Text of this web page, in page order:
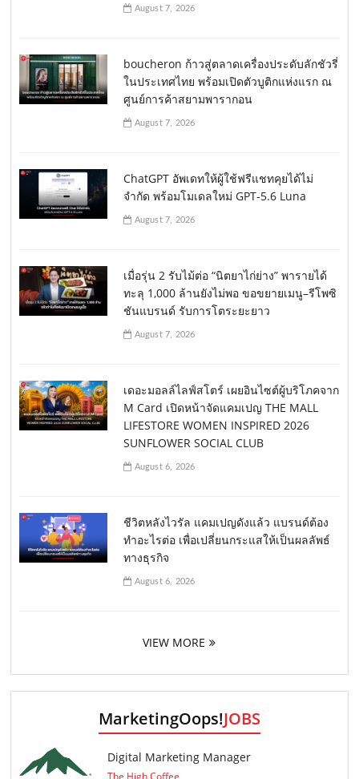
August 7, 2026
boucheron ก้าวสู่ตลาดเครื่องประดับลักชัวรี่
ในประเทศไทย พร้อมเปิดตัวบูติกแห่งแรก ณ
ศูนย์การค้าสยามพารากอน
August 7, 2026
ChatGPT อัพเดทให้ผู้ใช้ฟรีแชทคุยได้ไม่
จำกัด พร้อมโมเดลใหม่ GPT-5.6 Luna
August 7, 2026
เมื่อรุ่น 2 รับไม้ต่อ “นิตยาไก่ย่าง” พารายได้
ทะลุ 1,000 ล้านยังไม่พอ ขอขยายเมนู–รีโพซิ
ชันแบรนด์ รับการโตระยะยาว
August 7, 2026
เดอะมอลล์ไลฟ์สโตร์ เผยอินไซต์ผู้บริโภคจาก
M Card เปิดหน้าจัดแคมเปญ THE MALL
LIFESTORE WOMEN INSPIRED 2026
SUNFLOWER SOCIAL CLUB
August 6, 2026
ชีวิตหลังไวรัล แคมเปญดังแล้ว แบรนด์ต้อง
ทำอะไรต่อ เพื่อเปลี่ยนกระแสให้เป็นผลลัพธ์
ทางธุรกิจ
August 6, 2026
VIEW MORE
MarketingOops!JOBS
Digital Marketing Manager